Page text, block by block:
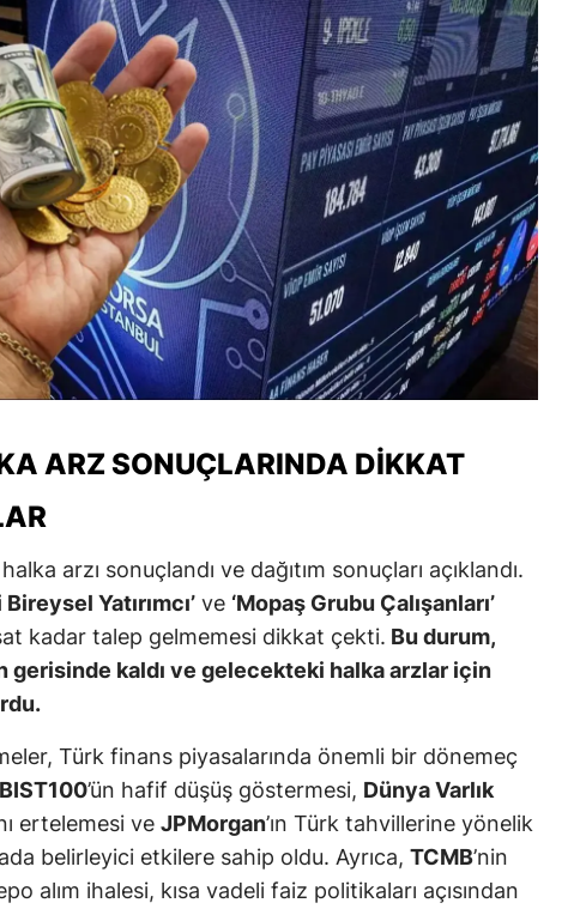
Bayburt
Karaman
Kırıkkale
Batman
Şırnak
Bartın
Ardahan
Iğdır
Karabük
Osmaniye
Düzce
ARZ SONUÇLARINDA DIKKAT
halka arzı sonuçlandı ve dağıtım sonuçları açıklandı.
Yatırımcı’ ve ‘Mopaş Grubu Çalışanları’
kadar talep gelmemesi dikkat çekti. Bu durum,
gerisinde kaldı ve gelecekteki halka arzlar için
Türk finans piyasalarında önemli bir dönemeç
BIST100’ün hafif düşüş göstermesi, Dünya Varlık
ertelemesi ve JPMorgan’ın Türk tahvillerine yönelik
belirleyici etkilere sahip oldu. Ayrıca, TCMB’nin
alım ihalesi, kısa vadeli faiz politikaları açısından